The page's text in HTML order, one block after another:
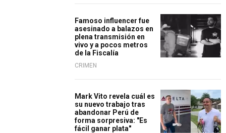
Famoso influencer fue
asesinado a balazos en
plena transmisión en
vivo y a pocos metros
de la Fiscalía
CRIMEN
Mark Vito revela cuál es
su nuevo trabajo tras
abandonar Perú de
forma sorpresiva: "Es
fácil ganar plata"